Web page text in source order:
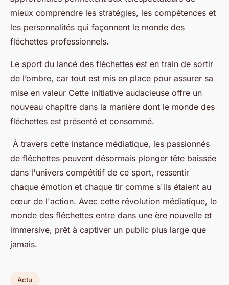
mieux comprendre les stratégies, les compétences et
les personnalités qui façonnent le monde des
fléchettes professionnels.
Le sport du lancé des fléchettes est en train de sortir
de l’ombre, car tout est mis en place pour assurer sa
mise en valeur Cette initiative audacieuse offre un
nouveau chapitre dans la manière dont le monde des
fléchettes est présenté et consommé.
À travers cette instance médiatique, les passionnés
de fléchettes peuvent désormais plonger tête baissée
dans l'univers compétitif de ce sport, ressentir
chaque émotion et chaque tir comme s'ils étaient au
cœur de l'action. Avec cette révolution médiatique, le
monde des fléchettes entre dans une ère nouvelle et
immersive, prêt à captiver un public plus large que
jamais.
Actu